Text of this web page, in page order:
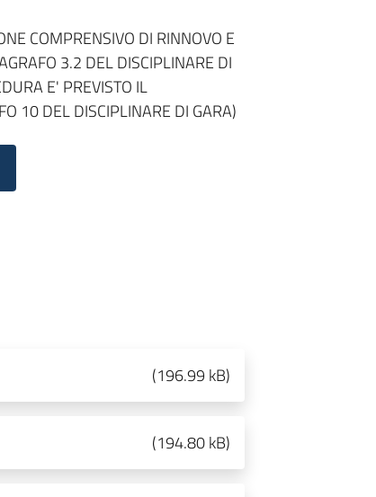
COMPRENSIVO DI RINNOVO E
3.2 DEL DISCIPLINARE DI
E' PREVISTO IL
10 DEL DISCIPLINARE DI GARA)
(196.99 kB)
(194.80 kB)